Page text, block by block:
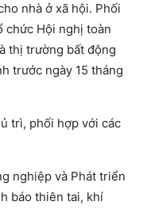
nhà ở xã hội. Phối
chức Hội nghị toàn
thị trường bất động
trước ngày 15 tháng
trì, phối hợp với các
nghiệp và Phát triển
báo thiên tai, khí